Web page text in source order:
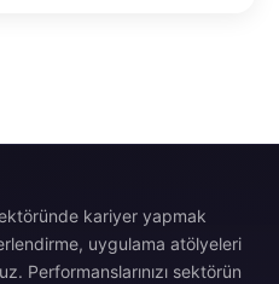
kariyer yapmak
uygulama atölyeleri
Performanslarınızı sektörün